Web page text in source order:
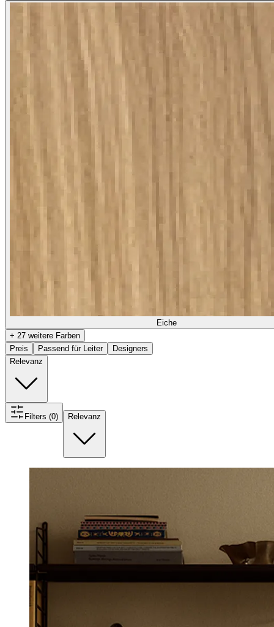
Eiche
+ 27 weitere Farben
Preis
Passend für Leiter
Designers
Relevanz
Filters (0) Relevanz